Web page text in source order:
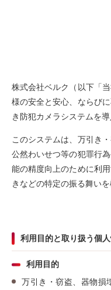
株式会社ベルク（以下「
様の安全と安心、ならび
き防犯カメラシステムを
このシステムは、万引き
公然わいせつ等の犯罪行
能の精度向上のために利
きなどの特定の振る舞い
利用目的と取り扱う個
利用目的
万引き・窃盗、器物損